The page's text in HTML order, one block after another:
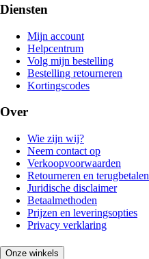
Diensten
Mijn account
Helpcentrum
Volg mijn bestelling
Bestelling retourneren
Kortingscodes
Over
Wie zijn wij?
Neem contact op
Verkoopvoorwaarden
Retourneren en terugbetalen
Juridische disclaimer
Betaalmethoden
Prijzen en leveringsopties
Privacy verklaring
Onze winkels